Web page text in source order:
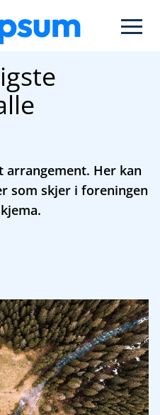
Open
arrangement. Her kan
som skjer i foreningen